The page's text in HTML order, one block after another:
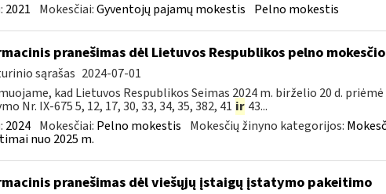
2021 Mokesčiai:Gyventojų pajamų mokestis Pelno mokestis
pranešimas dėl Lietuvos Respublikos pelno
sąrašas 2024-07-01
kad Lietuvos Respublikos Seimas 2024 m. birželio 20 d.
Nr. IX-675 5, 12, 17, 30, 33, 34, 35, 382, 41 ir 43...
2024 Mokesčiai: Pelno mokestis Mokesčių žinyno kategorijos:
nuo 2025 m.
pranešimas dėl viešųjų įstaigų įstatymo pakeitimo